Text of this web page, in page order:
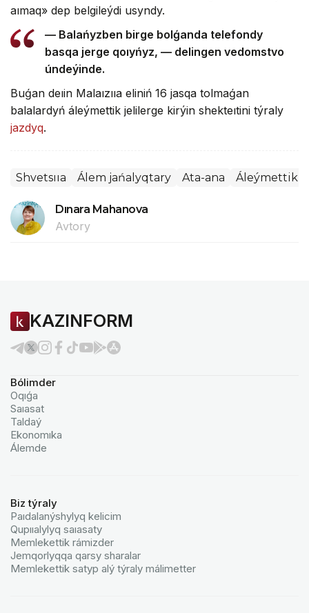
aımaq» dep belgileýdi usyndy.
— Balańyzben birge bolǵanda telefondy
basqa jerge qoıyńyz, — delingen vedomstvo
úndeýinde.
Buǵan deıin Malaızııa eliniń 16 jasqa tolmaǵan
balalardyń áleýmettik jelilerge kirýin shekteıtini týraly
jazdyq.
Shvetsııa Álem jańalyqtary Ata-ana Áleýmettik
Dınara Mahanova
Avtory
KAZINFORM
Bólimder
Oqıǵa
Saıasat
Taldaý
Ekonomıka
Álemde
Biz týraly
Paıdalanýshylyq kelicim
Qupııalylyq saıasaty
Memlekettik rámizder
Jemqorlyqqa qarsy sharalar
Memlekettik satyp alý týraly málimetter